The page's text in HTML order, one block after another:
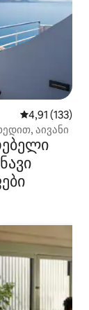
საშუალო
4,91 (133)
აივანი